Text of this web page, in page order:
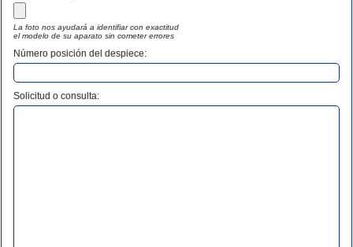
La foto nos ayudará a identifiar con exactitud
el modelo de su aparato sin cometer errores
Número posición del despiece:
Solicitud o consulta: